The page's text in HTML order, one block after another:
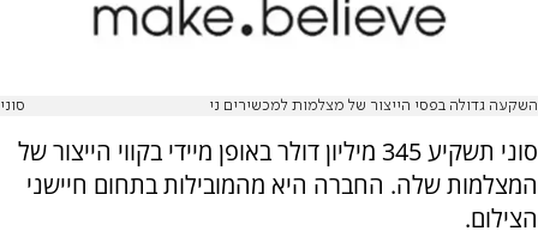
השקעה גדולה בפסי הייצור של מצלמות למכשירים ני סוני
סוני תשקיע 345 מיליון דולר באופן מיידי בקווי הייצור של
המצלמות שלה. החברה היא מהמובילות בתחום חיישני
הצילום.